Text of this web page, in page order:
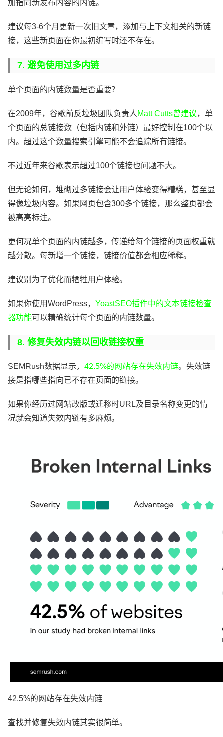
加指向新发布内容的内链。
建议每3-6个月更新一次旧文章，添加与上下文相关的新链
接，这些新页面在你最初编写时还不存在。
7. 避免使用过多内链
单个页面的内链数量是否重要？
在2009年，谷歌前反垃圾团队负责人Matt Cutts曾建议，单
个页面的总链接数（包括内链和外链）最好控制在100个以
内。超过这个数量搜索引擎可能不会追踪所有链接。
不过近年来谷歌表示超过100个链接也问题不大。
但无论如何，堆砌过多链接会让用户体验变得糟糕，甚至显
得像垃圾内容。如果网页包含300多个链接，那么整页都会
被高亮标注。
更何况单个页面的内链越多，传递给每个链接的页面权重就
越分散。每新增一个链接，链接价值都会相应稀释。
建议别为了优化而牺牲用户体验。
如果你使用WordPress， YoastSEO插件中的文本链接检查
器功能可以精确统计每个页面的内链数量。
8. 修复失效内链以回收链接权重
SEMRush数据显示， 42.5%的网站存在失效内链。失效链
接是指哪些指向已不存在页面的链接。
如果你经历过网站改版或迁移时URL及目录名称变更的情
况就会知道失效内链有多麻烦。
42.5%的网站存在失效内链
查找并修复失效内链其实很简单。